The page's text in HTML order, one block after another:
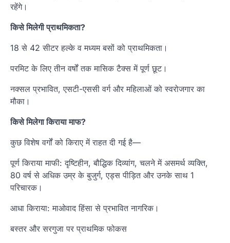
रहेंगे।
किसे मिलेगी प्राथमिकता?
18 से 42 सीटर हल्के व मध्यम बसों को प्राथमिकता।
परमिट के लिए तीन वर्षों तक मासिक टैक्स में पूर्ण छूट।
नक्सल प्रभावित, एसटी-एससी वर्ग और महिलाओं को स्वरोजगार का
मौका।
किसे मिलेगा किराया माफ?
कुछ विशेष वर्गों को किराए में राहत दी गई है—
पूर्ण किराया माफी: दृष्टिहीन, बौद्धिक दिव्यांग, चलने में असमर्थ व्यक्ति,
80 वर्ष से अधिक उम्र के बुजुर्ग, एड्स पीड़ित और उनके साथ 1
परिचारक।
आधा किराया: माओवाद हिंसा से प्रभावित नागरिक।
बस्तर और सरगुजा पर प्राथमिक फोकस